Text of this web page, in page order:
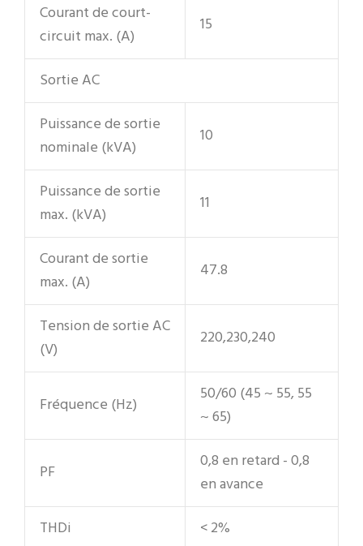
Courant de court-
circuit max. (A)
15
Sortie AC
Puissance de sortie
nominale (kVA)
10
Puissance de sortie
max. (kVA)
11
Courant de sortie
max. (A)
47.8
Tension de sortie AC
(V)
220,230,240
Fréquence (Hz)
50/60 (45 ~ 55, 55
~ 65)
PF
0,8 en retard - 0,8
en avance
THDi
< 2%